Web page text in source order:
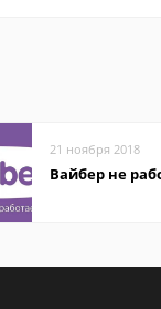
21 ноября 2018
Вайбер не